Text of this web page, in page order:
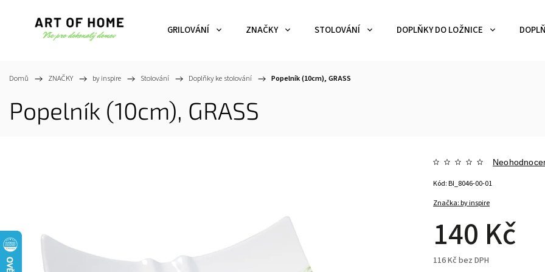
GRILOVÁNÍ ZNAČKY STOLOVÁNÍ DOPLŇKY DO LOŽNICE
Domů / ZNAČKY / by inspire / Stolování / Doplňky ke stolování / Popelník (10cm), GRASS
Popelník (10cm), GRASS
Značka:by inspire
140 Kč
116 Kč bez DPH
Kód:BI_8046-00-01